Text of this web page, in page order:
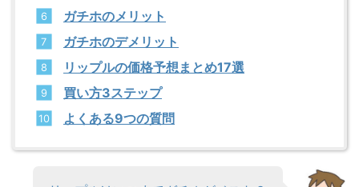
ガチホのメリット
ガチホのデメリット
リップルの価格予想まとめ17選
買い方3ステップ
よくある9つの質問